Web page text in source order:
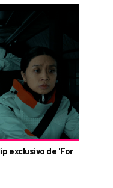
exclusivo de 'For